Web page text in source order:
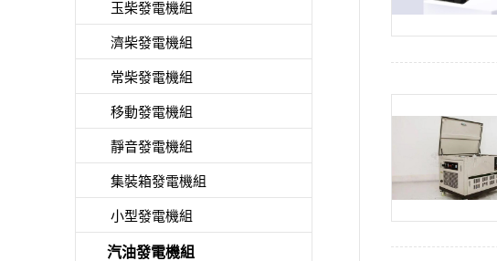
玉柴發電機組
濟柴發電機組
常柴發電機組
移動發電機組
靜音發電機組
集裝箱發電機組
小型發電機組
汽油發電機組